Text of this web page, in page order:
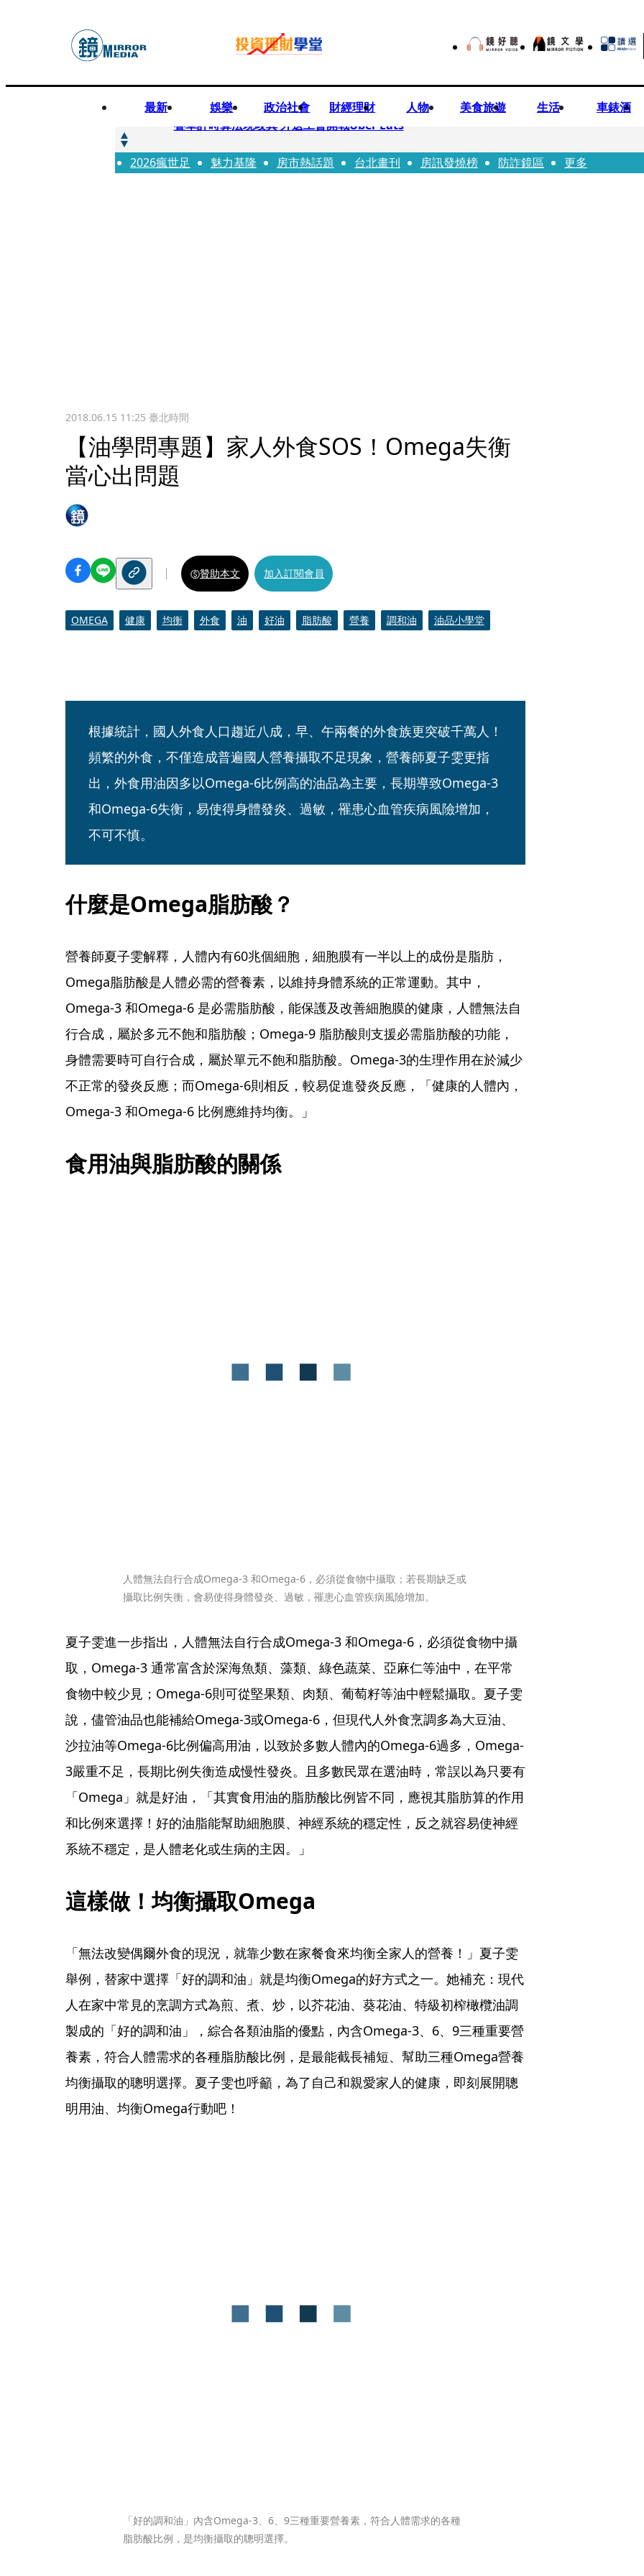
最新 娛樂 政治社會 財經理財 人物 美食旅遊 生活 車錶酒
快訊
疊單計時算法現歧異 外送工會開戰Uber Eats
快訊
靚時尚／大丈夫當如是 Multifaceted Manhood
2026瘋世足 魅力基隆 房市熱話題 台北畫刊 房訊發燒榜 防詐鏡區 更多
2018.06.15 11:25 臺北時間
【油學問專題】家人外食SOS！Omega失衡
當心出問題
贊助本文 加入訂閱會員
OMEGA 健康 均衡 外食 油 好油 脂肪酸 營養 調和油 油品小學堂
根據統計，國人外食人口趨近八成，早、午兩餐的外食族更突破千萬人！
頻繁的外食，不僅造成普遍國人營養攝取不足現象，營養師夏子雯更指
出，外食用油因多以Omega-6比例高的油品為主要，長期導致Omega-3
和Omega-6失衡，易使得身體發炎、過敏，罹患心血管疾病風險增加，
不可不慎。
什麼是Omega脂肪酸？
營養師夏子雯解釋，人體內有60兆個細胞，細胞膜有一半以上的成份是脂肪，
Omega脂肪酸是人體必需的營養素，以維持身體系統的正常運動。其中，
Omega-3 和Omega-6 是必需脂肪酸，能保護及改善細胞膜的健康，人體無法自
行合成，屬於多元不飽和脂肪酸；Omega-9 脂肪酸則支援必需脂肪酸的功能，
身體需要時可自行合成，屬於單元不飽和脂肪酸。Omega-3的生理作用在於減少
不正常的發炎反應；而Omega-6則相反，較易促進發炎反應，「健康的人體內，
Omega-3 和Omega-6 比例應維持均衡。」
食用油與脂肪酸的關係
人體無法自行合成Omega-3 和Omega-6，必須從食物中攝取；若長期缺乏或
攝取比例失衡，會易使得身體發炎、過敏，罹患心血管疾病風險增加。
夏子雯進一步指出，人體無法自行合成Omega-3 和Omega-6，必須從食物中攝
取，Omega-3 通常富含於深海魚類、藻類、綠色蔬菜、亞麻仁等油中，在平常
食物中較少見；Omega-6則可從堅果類、肉類、葡萄籽等油中輕鬆攝取。夏子雯
說，儘管油品也能補給Omega-3或Omega-6，但現代人外食烹調多為大豆油、
沙拉油等Omega-6比例偏高用油，以致於多數人體內的Omega-6過多，Omega-
3嚴重不足，長期比例失衡造成慢性發炎。且多數民眾在選油時，常誤以為只要有
「Omega」就是好油，「其實食用油的脂肪酸比例皆不同，應視其脂肪算的作用
和比例來選擇！好的油脂能幫助細胞膜、神經系統的穩定性，反之就容易使神經
系統不穩定，是人體老化或生病的主因。」
這樣做！均衡攝取Omega
「無法改變偶爾外食的現況，就靠少數在家餐食來均衡全家人的營養！」夏子雯
舉例，替家中選擇「好的調和油」就是均衡Omega的好方式之一。她補充：現代
人在家中常見的烹調方式為煎、煮、炒，以芥花油、葵花油、特級初榨橄欖油調
製成的「好的調和油」，綜合各類油脂的優點，內含Omega-3、6、9三種重要營
養素，符合人體需求的各種脂肪酸比例，是最能截長補短、幫助三種Omega營養
均衡攝取的聰明選擇。夏子雯也呼籲，為了自己和親愛家人的健康，即刻展開聰
明用油、均衡Omega行動吧！
「好的調和油」內含Omega-3、6、9三種重要營養素，符合人體需求的各種
脂肪酸比例，是均衡攝取的聰明選擇。